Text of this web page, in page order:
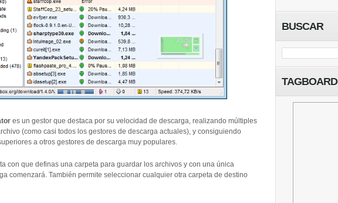
es un gestor que destaca por su velocidad de descarga, realizando múltiples
(como casi todos los gestores de descarga actuales), y consiguiendo
a otros gestores de descarga muy populares.
con que definas una carpeta para guardar los archivos y con una única
comenzará. También permite seleccionar cualquier otra carpeta de destino
BUSCAR
TAGBOARD